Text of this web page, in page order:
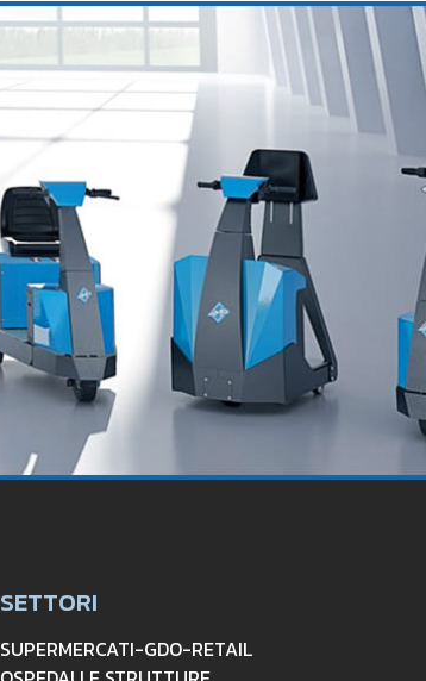
SETTORI
SUPERMERCATI-GDO-RETAIL